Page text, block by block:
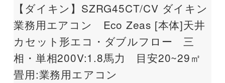
【ダイキン】SZRG45CT/CV ダイキン
業務用エアコン Eco Zeas [本体]天井
カセット形エコ・ダブルフロー 三
相・単相200V:1.8馬力 目安20~29㎡
畳用:業務用エアコン